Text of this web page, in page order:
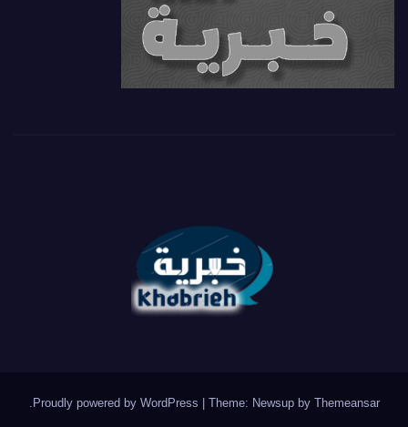
Proudly powered by WordPress Theme: Newsup by Themeansar
.